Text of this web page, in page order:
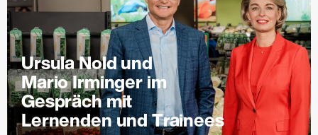
Ursula Nold und
Mario Irminger im
Gespräch mit
Lernenden und Trainees